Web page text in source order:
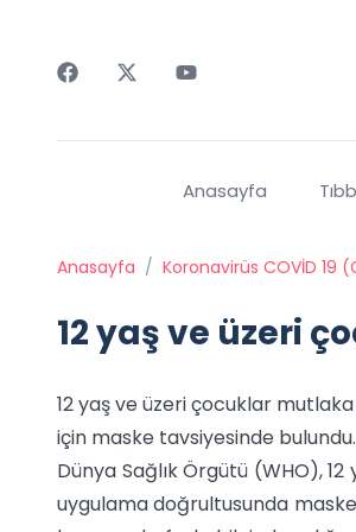
Anasayfa
Anasayfa / Koronavirüs COVİD 19
12 yaş ve üzeri
12 yaş ve üzeri çocuklar
için maske tavsiyesinde bulundu.
Dünya Sağlık Örgütü (WHO),
uygulama doğrultusunda maske